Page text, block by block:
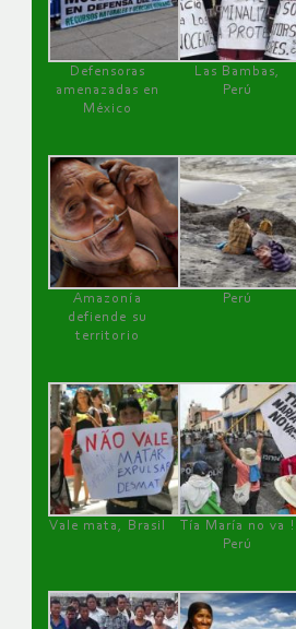
Defensoras
amenazadas en
México
Las Bambas,
Perú
Amazonía
defiende su
territorio
Perú
Vale mata, Brasil
Tía María no va !
Perú